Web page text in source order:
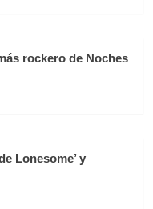
rockero de Noches
Lonesome’ y